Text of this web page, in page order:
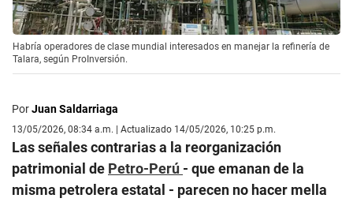
Habría operadores de clase mundial interesados en manejar la refinería de
Talara, según ProInversión.
PorJuan Saldarriaga
13/05/2026, 08:34 a.m. | Actualizado 14/05/2026, 10:25 p.m.
Las señales contrarias a la reorganización
patrimonial de Petro-Perú - que emanan de la
misma petrolera estatal - parecen no hacer mella